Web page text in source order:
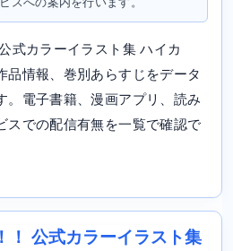
式カラーイラスト集 ハイカ
品情報、巻別あらすじをデータ
。電子書籍、漫画アプリ、読み
スでの配信有無を一覧で確認で
！ 公式カラーイラスト集